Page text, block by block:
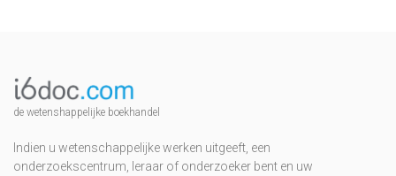
de wetenshappelijke boekhandel
Indien u wetenschappelijke werken uitgeeft, een
onderzoekscentrum, leraar of onderzoeker bent en uw